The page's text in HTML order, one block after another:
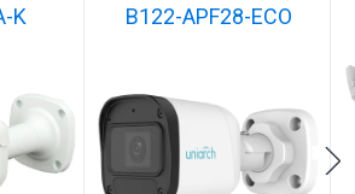
K
B122-APF28-ECO